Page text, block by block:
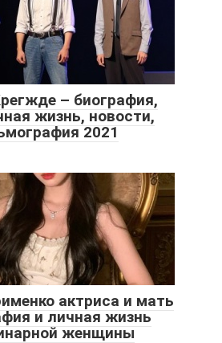
– биография,
жизнь, новости,
2021
актриса и мать
и личная жизнь
женщины